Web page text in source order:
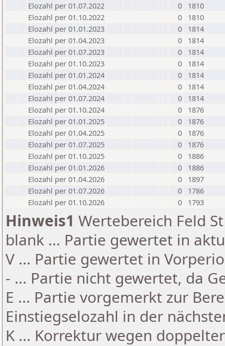
Elozahl per 01.07.2022
0
1810
Elozahl per 01.10.2022
0
1810
Elozahl per 01.01.2023
0
1814
Elozahl per 01.04.2023
0
1814
Elozahl per 01.07.2023
0
1814
Elozahl per 01.10.2023
0
1814
Elozahl per 01.01.2024
0
1814
Elozahl per 01.04.2024
0
1814
Elozahl per 01.07.2024
0
1814
Elozahl per 01.10.2024
0
1876
Elozahl per 01.01.2025
0
1876
Elozahl per 01.04.2025
0
1876
Elozahl per 01.07.2025
0
1876
Elozahl per 01.10.2025
0
1886
Elozahl per 01.01.2026
0
1886
Elozahl per 01.04.2026
0
1897
Elozahl per 01.07.2026
0
1786
Elozahl per 01.10.2026
0 1793
Hinweis1 Wertebereich Feld
blank ... Partie gewertet in
V ... Partie gewertet in
- ... Partie nicht gewertet, da
E ... Partie vorgemerkt zur
Einstiegselozahl in der
K ... Korrektur wegen